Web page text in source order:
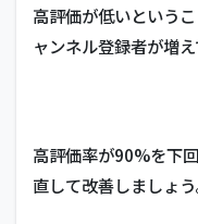
高評価が低いという
ャンネル登録者が増え
高評価率が90%を下
直して改善しましょう